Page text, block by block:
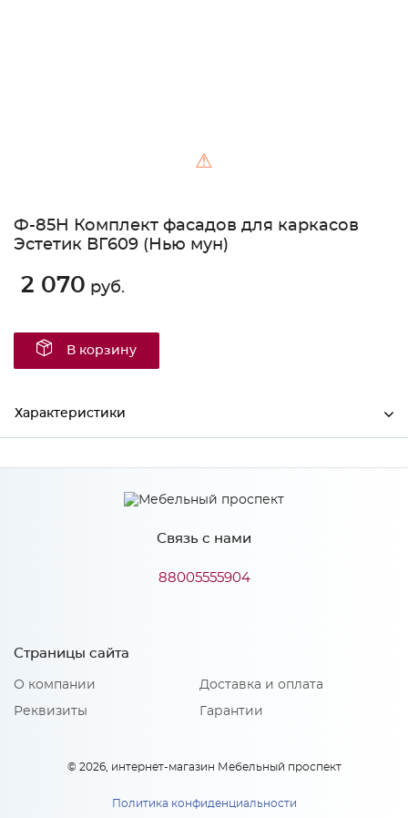
⚠
Ф-85H Комплект фасадов для каркасов
Эстетик ВГ609 (Нью мун)
2 070 руб.
В корзину
Характеристики
Ширина 596
18
456
Сурская мебель
Особенности
Материал 2: МДФ, акрилит
Количество упаковок: 1
Связь с нами
88005555904
Страницы сайта
О компании
Реквизиты
Доставка и оплата
Гарантии
© 2026, интернет-магазин Мебельный проспект
Политика конфиденциальности